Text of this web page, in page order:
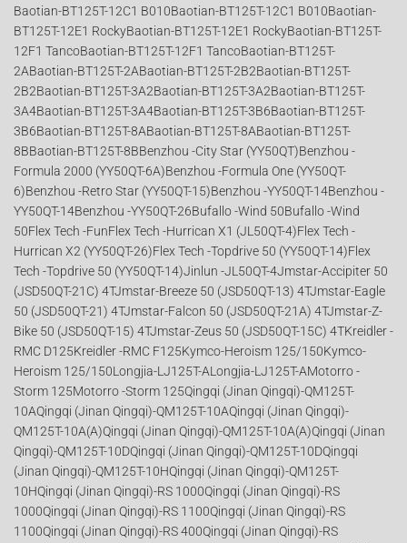
Baotian-BT125T-12C1 B010Baotian-BT125T-12C1 B010Baotian-
BT125T-12E1 RockyBaotian-BT125T-12E1 RockyBaotian-BT125T-
12F1 TancoBaotian-BT125T-12F1 TancoBaotian-BT125T-
2ABaotian-BT125T-2ABaotian-BT125T-2B2Baotian-BT125T-
2B2Baotian-BT125T-3A2Baotian-BT125T-3A2Baotian-BT125T-
3A4Baotian-BT125T-3A4Baotian-BT125T-3B6Baotian-BT125T-
3B6Baotian-BT125T-8ABaotian-BT125T-8ABaotian-BT125T-
8BBaotian-BT125T-8BBenzhou -City Star (YY50QT)Benzhou -
Formula 2000 (YY50QT-6A)Benzhou -Formula One (YY50QT-
6)Benzhou -Retro Star (YY50QT-15)Benzhou -YY50QT-14Benzhou -
YY50QT-14Benzhou -YY50QT-26Bufallo -Wind 50Bufallo -Wind
50Flex Tech -FunFlex Tech -Hurrican X1 (JL50QT-4)Flex Tech -
Hurrican X2 (YY50QT-26)Flex Tech -Topdrive 50 (YY50QT-14)Flex
Tech -Topdrive 50 (YY50QT-14)Jinlun -JL50QT-4Jmstar-Accipiter 50
(JSD50QT-21C) 4TJmstar-Breeze 50 (JSD50QT-13) 4TJmstar-Eagle
50 (JSD50QT-21) 4TJmstar-Falcon 50 (JSD50QT-21A) 4TJmstar-Z-
Bike 50 (JSD50QT-15) 4TJmstar-Zeus 50 (JSD50QT-15C) 4TKreidler -
RMC D125Kreidler -RMC F125Kymco-Heroism 125/150Kymco-
Heroism 125/150Longjia-LJ125T-ALongjia-LJ125T-AMotorro -
Storm 125Motorro -Storm 125Qingqi (Jinan Qingqi)-QM125T-
10AQingqi (Jinan Qingqi)-QM125T-10AQingqi (Jinan Qingqi)-
QM125T-10A(A)Qingqi (Jinan Qingqi)-QM125T-10A(A)Qingqi (Jinan
Qingqi)-QM125T-10DQingqi (Jinan Qingqi)-QM125T-10DQingqi
(Jinan Qingqi)-QM125T-10HQingqi (Jinan Qingqi)-QM125T-
10HQingqi (Jinan Qingqi)-RS 1000Qingqi (Jinan Qingqi)-RS
1000Qingqi (Jinan Qingqi)-RS 1100Qingqi (Jinan Qingqi)-RS
1100Qingqi (Jinan Qingqi)-RS 400Qingqi (Jinan Qingqi)-RS